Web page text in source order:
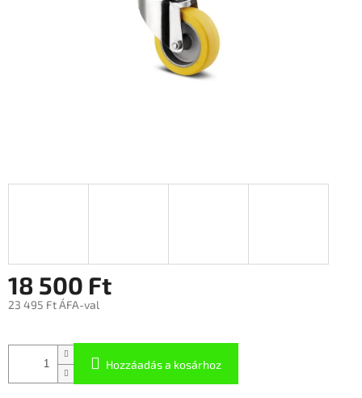
18 500 Ft
23 495 Ft ÁFA-val
Hozzáadás a kosárhoz